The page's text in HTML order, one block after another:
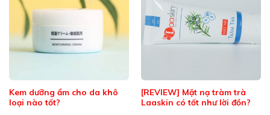
Kem dưỡng ẩm cho da khô
loại nào tốt?
[REVIEW] Mặt nạ tràm trà
Laaskin có tốt như lời đồn?